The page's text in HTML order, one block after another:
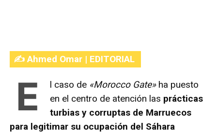
✍️ Ahmed Omar | EDITORIAL
E l caso de «Morocco Gate» ha puesto
en el centro de atención las prácticas
turbias y corruptas de Marruecos
para legitimar su ocupación del Sáhara